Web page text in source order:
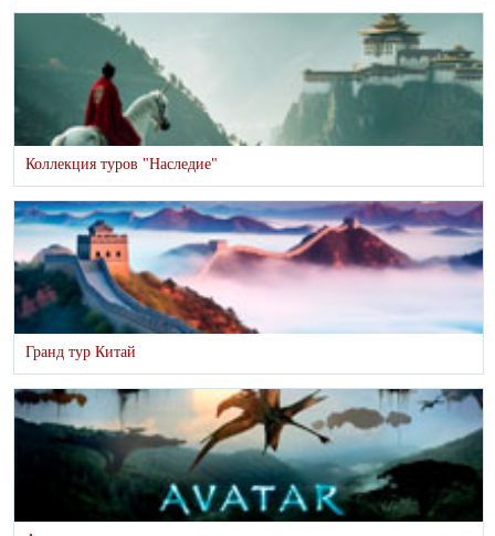
Коллекция туров "Наследие"
Гранд тур Китай